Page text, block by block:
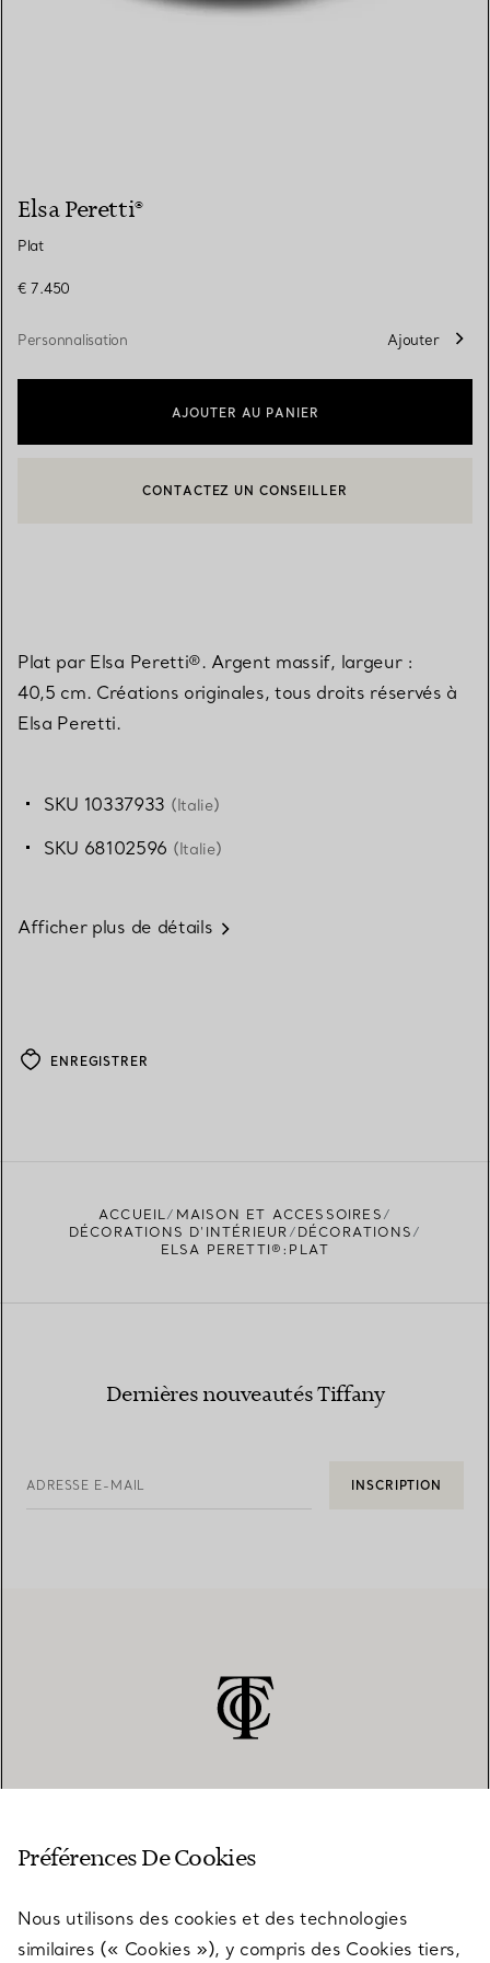
Elsa Peretti®
Plat
€ 7.450
Personnalisation Ajouter
AJOUTER AU PANIER
CONTACTER UN CONSEILLER CLIENT OU PRENDRE RENDEZ-
CONTACTEZ UN CONSEILLER
Plat par Elsa Peretti®. Argent massif, largeur :
40,5 cm. Créations originales, tous droits réservés à
Elsa Peretti.
SKU 10337933 (Italie)
SKU 68102596 (Italie)
Afficher plus de détails
ENREGISTRER
ACCUEIL
MAISON ET ACCESSOIRES
DÉCORATIONS D'INTÉRIEUR
DÉCORATIONS
ELSA PERETTI®:PLAT
Dernières nouveautés Tiffany
ADRESSE E-MAIL INSCRIPTION
SERVICES
Préférences De Cookies
Nous utilisons des cookies et des technologies
similaires (« Cookies »), y compris des Cookies tiers,